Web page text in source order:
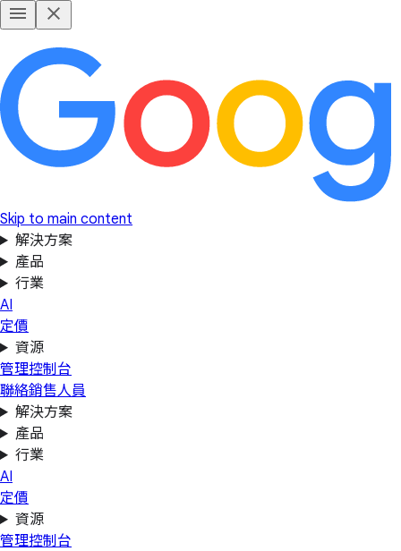
Skip to main content
解決方案
產品
行業
AI
定價
資源
管理控制台
聯絡銷售人員
解決方案
產品
行業
AI
定價
資源
管理控制台